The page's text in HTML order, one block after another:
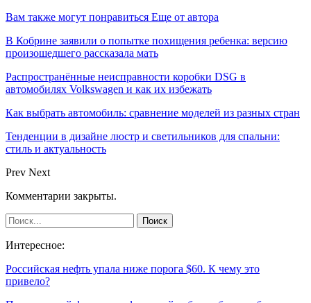
Вам также могут понравиться Еще от автора
В Кобрине заявили о попытке похищения ребенка: версию
произошедшего рассказала мать
Распространённые неисправности коробки DSG в
автомобилях Volkswagen и как их избежать
Как выбрать автомобиль: сравнение моделей из разных стран
Тенденции в дизайне люстр и светильников для спальни:
стиль и актуальность
Prev Next
Комментарии закрыты.
Интересное:
Российская нефть упала ниже порога $60. К чему это
привело?